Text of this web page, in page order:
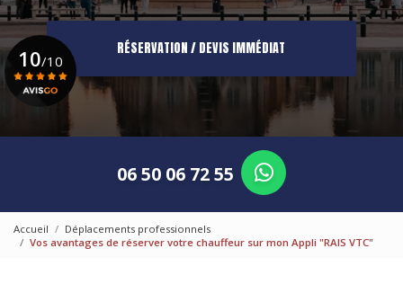
RÉSERVATION / DEVIS IMMÉDIAT
06 50 06 72 55
10/10
Accueil
Déplacements professionnels
Vos avantages de réserver votre chauffeur sur mon Appli "RAIS VTC"